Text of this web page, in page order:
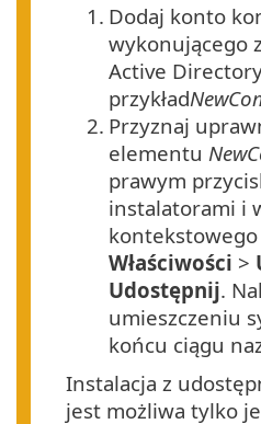
1. Dodaj konto
wykonującego
Active
przykład
2. Przyznaj
elementu
prawym
instalatorami i
Właściwości >
Udostępnij.
umieszczeniu
końcu ciągu
Instalacja z
jest możliwa tylko